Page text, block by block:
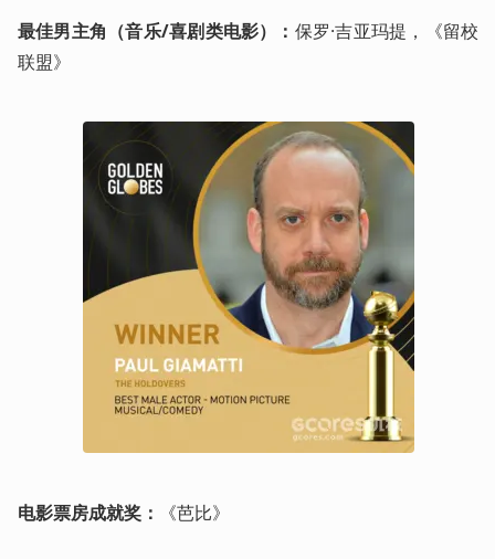
最佳男主角（音乐/喜剧类电影）： 保罗·吉亚玛提，《留校
联盟》
电影票房成就奖： 《芭比》